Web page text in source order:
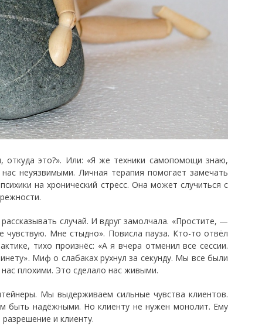
откуда это?». Или: «Я же техники самопомощи знаю,
неуязвимыми. Личная терапия помогает замечать
на хронический стресс. Она может случиться с
случай. И вдруг замолчала. «Простите, —
Мне стыдно». Повисла пауза. Кто-то отвёл
тихо произнёс: «А я вчера отменил все сессии.
Миф о слабаках рухнул за секунду. Мы все были
плохими. Это сделало нас живыми.
Мы выдерживаем сильные чувства клиентов.
быть надёжными. Но клиенту не нужен монолит. Ему
и клиенту.